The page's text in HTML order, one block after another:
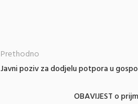
Javni poziv za dodjelu potpora u
Prethodno
OBAVIJEST o